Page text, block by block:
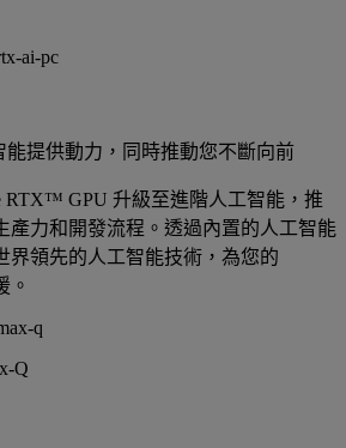
提供動力，同時推動您不斷向前
RTX™ GPU 升級至進階人工智能，推
產力和開發流程。透過內置的人工智能
界領先的人工智能技術，為您的
。
Q